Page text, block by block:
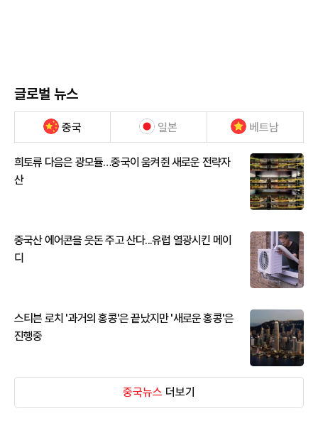
글로벌 뉴스
중국 일본 베트남
희토류 다음은 광모듈…중국이 움켜쥔 새로운 전략자
산
중국산 에어콘을 웃돈 주고 산다...유럽 열광시킨 메이
디
스티븐 로치 '과거의 홍콩'은 끝났지만 '새로운 홍콩'은
진행중
중국뉴스 더보기